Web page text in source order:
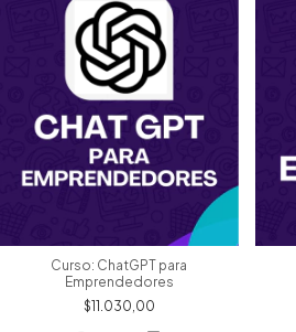
Curso: ChatGPT para
Emprendedores
$11.030,00